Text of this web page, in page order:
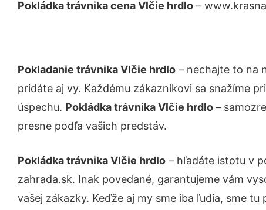
Pokládka trávnika cena Vlčie hrdlo –
Pokladanie trávnika Vlčie hrdlo – nechajte to na
pridáte aj vy. Každému zákazníkovi sa snažíme
úspechu. Pokládka trávnika Vlčie hrdlo–
presne podľa vašich predstáv.
Pokládka trávnika Vlčie hrdlo – hľadáte istotu v
zahrada.sk. Inak povedané, garantujeme vám
vašej zákazky. Keďže aj my sme iba ľudia, sme